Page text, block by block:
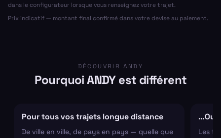
dans le configurateur lorsque vous renseignez votre trajet.
Prix indicatif — montant final confirmé dans votre devise au paiement.
DÉCOUVRIR ANDY
Pourquoi ANDY est différent
Pour tous vos trajets longue distance
De ville en ville, de pays en pays — quelle que
…Ou
Les